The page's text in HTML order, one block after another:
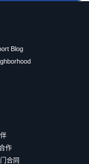
Blog
作
合同